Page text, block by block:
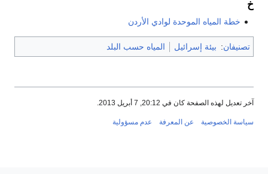
خ
خطة المياه الموحدة لوادي الأردن
تصنيفان: بيئة إسرائيل المياه حسب البلد
آخر تعديل لهذه الصفحة كان في 20:12, 7 أبريل 2013.
سياسة الخصوصية عن المعرفة عدم مسؤولية